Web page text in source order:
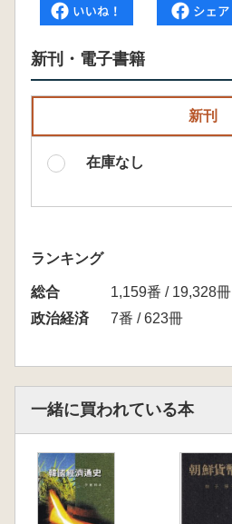
新刊・電子書籍
新刊
在庫なし
ランキング
総合
1,159番 / 19,328冊
政治経済
7番 / 623冊
一緒に買われている本